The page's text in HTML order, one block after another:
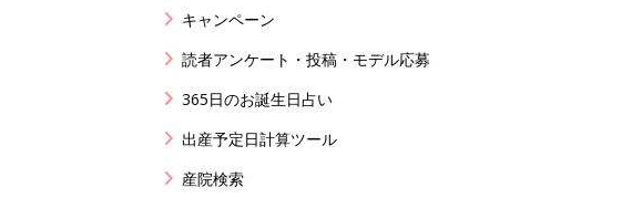
キャンペーン
読者アンケート・投稿・モデル応募
365日のお誕生日占い
出産予定日計算ツール
産院検索